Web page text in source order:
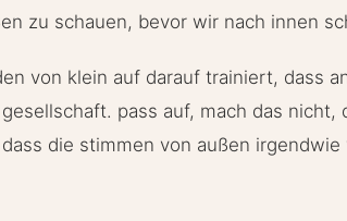
zu schauen, bevor wir nach innen
von klein auf darauf trainiert, dass
pass auf, mach das nicht,
die stimmen von außen irgendwie